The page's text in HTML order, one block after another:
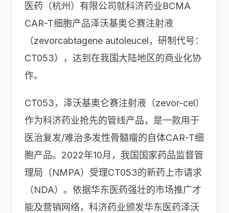
医药（杭州）有限公司就科济药业BCMA
CAR-T细胞产品泽沃基奥仑赛注射液
（zevorcabtagene autoleucel，研制代号：
CT053），达到在我国大陆地区的商业化协
作。
CT053，泽沃基奥仑赛注射液（zevor-cel）
作为科济药业抢先的管线产品，是一款用于
医治复发/难治多发性骨髓瘤的自体CAR-T细
胞产品。2022年10月，我国国家药品监督管
理局（NMPA）受理CT053的新药上市请求
（NDA）。依据华东医药强壮的市场推广才
能及营销网络，科济药业颁发华东医药泽沃